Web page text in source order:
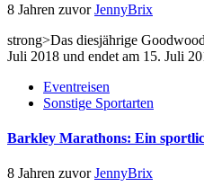
8 Jahren zuvorJennyBrix
strong>Das diesjährige
Juli 2018 und endet am 15. Juli
Eventreisen
Sonstige Sportarten
Barkley Marathons: Ein
8 Jahren zuvorJennyBrix